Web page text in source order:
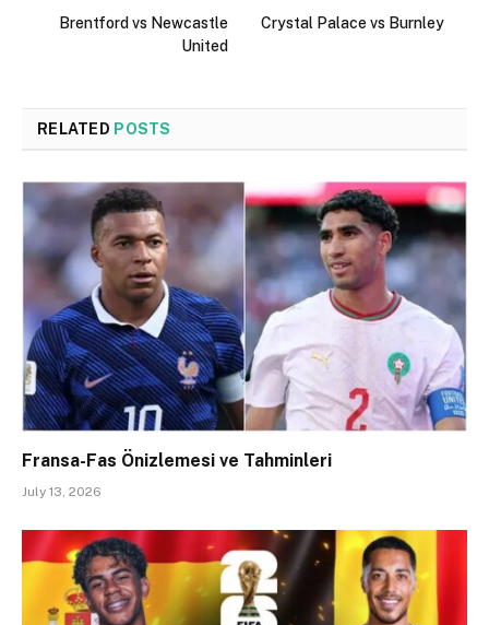
Brentford vs Newcastle
United
Crystal Palace vs Burnley
RELATED POSTS
Fransa-Fas Önizlemesi ve Tahminleri
July 13, 2026